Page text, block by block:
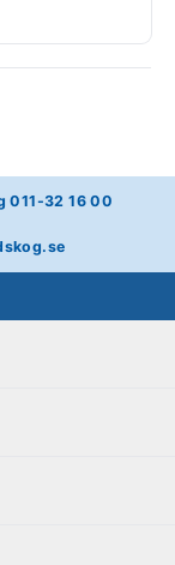
011-32 16 00